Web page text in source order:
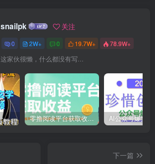
snailpk 关注
0 2W+ 0 19.7W+ 78.9W+
这家伙很懒，什么都没有写...
Coze扣子工作流一键生成道家玄学短视频，实战保姆级教程 零撸阅读平台获取收益，最新无门槛平台，一部手机即可操作，单日收益50-3张【揭秘】
下一篇